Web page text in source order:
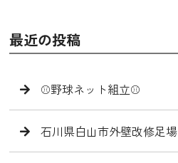
最近の投稿
⚾️野球ネット組立⚾️
石川県白山市外壁改修足場